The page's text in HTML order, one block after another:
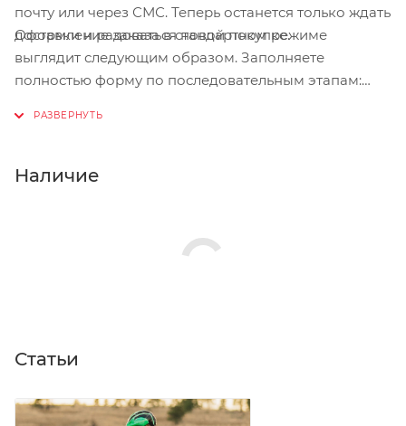
почту или через СМС. Теперь останется только ждать
доставки и радоваться новой покупке.
Оформление заказа в стандартном режиме
выглядит следующим образом. Заполняете
полностью форму по последовательным этапам:
Нажмите кнопку «Оформить заказ».
Наличие
Статьи